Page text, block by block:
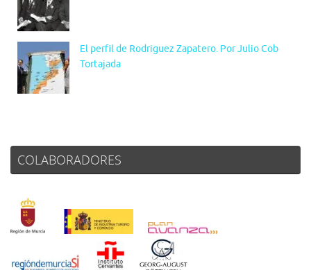
El perfil de Rodriguez Zapatero. Por Julio Cob
Tortajada
COLABORADORES